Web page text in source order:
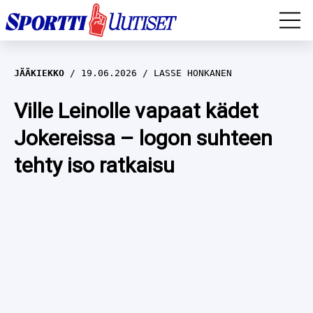
EM-YLEISURHEILU
JÄÄKIEKKO
YLEISURHEILU
WILMA HELTELÄ
TALVILAJIT
JÄÄKIEKKO 19.06.2026 LASSE HONKANEN
Ville Leinolle vapaat kädet
Jokereissa – logon suhteen
tehty iso ratkaisu